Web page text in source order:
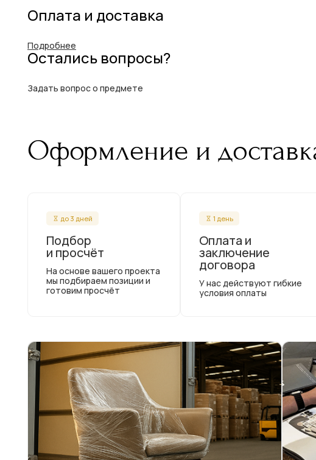
Оплата и доставка
Подробнее
Остались вопросы?
Задать вопрос о предмете
Оформление и
до 3 дней
Подбор
и просчёт
На основе вашего проекта
мы подбираем позиции и
готовим просчёт
1 день
Оплата и
заключение
договора
У нас действуют гибкие
условия оплаты